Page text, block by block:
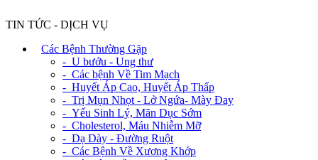
TIN TỨC - DỊCH VỤ
Các Bệnh Thường Gặp
- U bướu - Ung thư
- Các bệnh Về Tim Mạch
- Huyết Áp Cao, Huyết Áp Thấp
- Trị Mụn Nhọt - Lở Ngứa- Mày Đay
- Yếu Sinh Lý, Mãn Dục Sớm
- Cholesterol, Máu Nhiễm Mỡ
- Dạ Dày - Đường Ruột
- Các Bệnh Về Xương Khớp